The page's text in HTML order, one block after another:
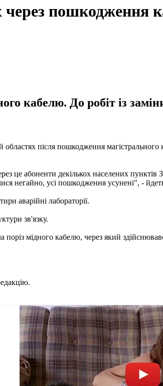
через пошкодження
кабелю. До робіт із
областях після пошкодження
це абоненти декількох населених пунктів
негайно, усі пошкодження усунені", -
аварійні лабораторії.
зв'язку.
поріз мідного кабелю, через який